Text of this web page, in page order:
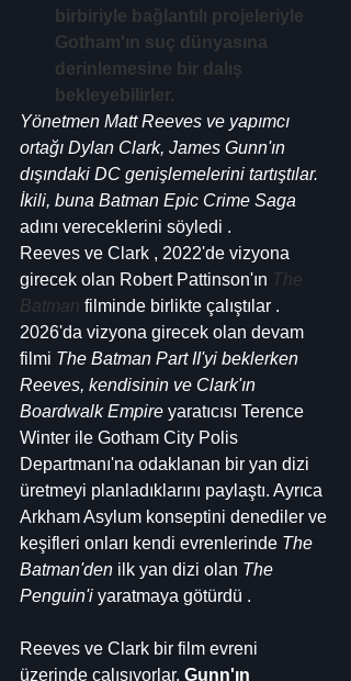
birbiriyle bağlantılı projeleriyle
Gotham'ın suç dünyasına
derinlemesine bir dalış
bekleyebilirler.
Yönetmen Matt Reeves ve yapımcı
ortağı Dylan Clark, James Gunn'ın
dışındaki DC genişlemelerini tartıştılar.
İkili, buna Batman Epic Crime Saga
adını vereceklerini söyledi .
Reeves ve Clark , 2022'de vizyona
girecek olan Robert Pattinson'ın The
Batman filminde birlikte çalıştılar .
2026'da vizyona girecek olan devam
filmi The Batman Part II'yi beklerken
Reeves, kendisinin ve Clark'ın
Boardwalk Empire yaratıcısı Terence
Winter ile Gotham City Polis
Departmanı'na odaklanan bir yan dizi
üretmeyi planladıklarını paylaştı. Ayrıca
Arkham Asylum konseptini denediler ve
keşifleri onları kendi evrenlerinde The
Batman'den ilk yan dizi olan The
Penguin'i yaratmaya götürdü .
Reeves ve Clark bir film evreni
üzerinde çalışıyorlar. Gunn'ın